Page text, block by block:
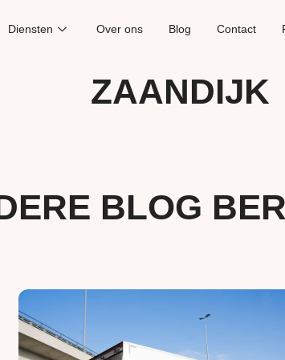
Diensten Over ons Blog Contact
ZAANDIJK
BLOG